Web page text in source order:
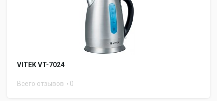
VITEK VT-7024
Всего отзывов 0